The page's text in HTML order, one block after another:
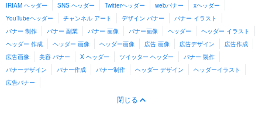
IRIAM ヘッダー
SNS ヘッダー Twitterヘッダー webバナー
xヘッダー
YouTubeヘッダー
チャンネル アート デザイン バナー
バナー イラスト
バナー 制作
バナー 副業 バナー 画像 バナー画像 ヘッダー
ヘッダー イラスト
ヘッダー 作成
ヘッダー 画像 ヘッダー画像 広告 画像 広告デザイン
広告作成
広告画像
美容 バナー X ヘッダー ツイッター ヘッダー
バナー 製作
バナーデザイン
バナー作成 バナー制作 ヘッダー デザイン
ヘッダーイラスト
広告バナー
閉じる